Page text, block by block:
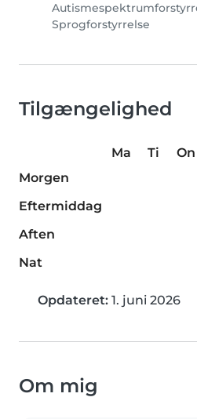
Sprogforstyrrelse
Tilgængelighed
Ma Ti On
Morgen
Eftermiddag
Aften
Nat
Opdateret: 1. juni 2026
Om mig